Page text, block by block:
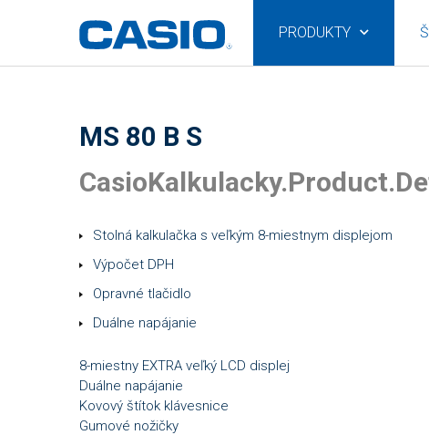
PRODUKTY
MS 80 B S
Stolná kalkulačka s veľkým 8-miestnym displejom
Výpočet DPH
Opravné tlačidlo
Duálne napájanie
8-miestny EXTRA veľký LCD displej
Duálne napájanie
Kovový štítok klávesnice
Gumové nožičky